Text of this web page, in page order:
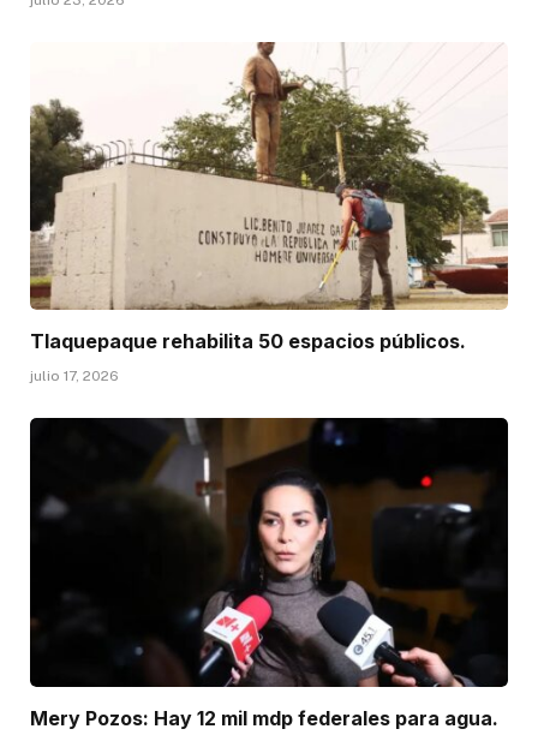
Tlaquepaque rehabilita 50 espacios públicos.
julio 17, 2026
Mery Pozos: Hay 12 mil mdp federales para agua.